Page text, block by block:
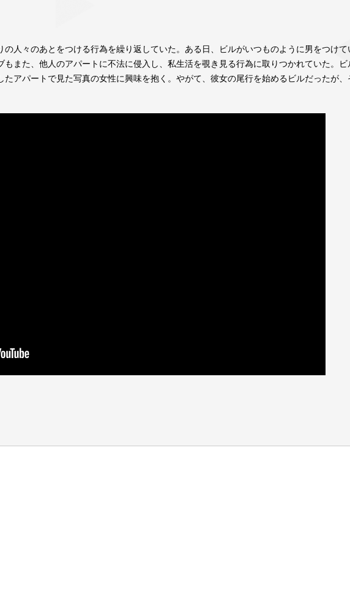
人々のあとをつける行為を繰り返していた。ある日、ビルがいつものように男をつけて
また、他人のアパートに不法に侵入し、私生活を覗き見る行為に取りつかれていた。ビ
アパートで見た写真の女性に興味を抱く。やがて、彼女の尾行を始めるビルだったが、